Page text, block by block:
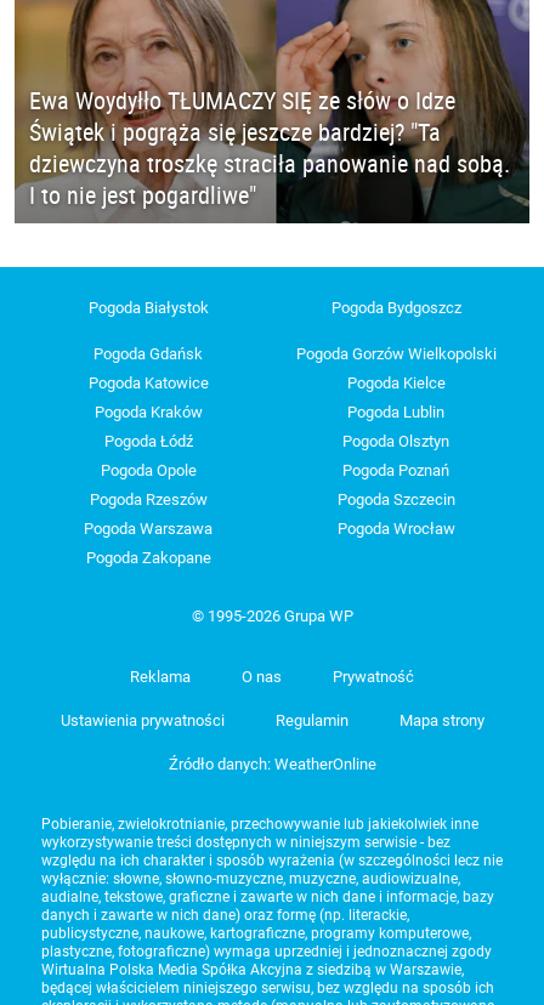
Ewa Woydyłło TŁUMACZY SIĘ ze słów o Idze
Świątek i pogrąża się jeszcze bardziej? "Ta
dziewczyna troszkę straciła panowanie nad sobą.
I to nie jest pogardliwe"
Pogoda Białystok Pogoda Bydgoszcz
Pogoda Gdańsk
Pogoda Gorzów Wielkopolski
Pogoda Katowice
Pogoda Kielce
Pogoda Kraków
Pogoda Lublin
Pogoda Łódź
Pogoda Olsztyn
Pogoda Opole
Pogoda Poznań
Pogoda Rzeszów
Pogoda Szczecin
Pogoda Warszawa
Pogoda Wrocław
Pogoda Zakopane
© 1995-2026 Grupa WP
Reklama O nas Prywatność
Ustawienia prywatności Regulamin Mapa strony
Źródło danych: WeatherOnline
Pobieranie, zwielokrotnianie, przechowywanie lub jakiekolwiek inne
wykorzystywanie treści dostępnych w niniejszym serwisie - bez
względu na ich charakter i sposób wyrażenia (w szczególności lecz nie
wyłącznie: słowne, słowno-muzyczne, muzyczne, audiowizualne,
audialne, tekstowe, graficzne i zawarte w nich dane i informacje, bazy
danych i zawarte w nich dane) oraz formę (np. literackie,
publicystyczne, naukowe, kartograficzne, programy komputerowe,
plastyczne, fotograficzne) wymaga uprzedniej i jednoznacznej zgody
Wirtualna Polska Media Spółka Akcyjna z siedzibą w Warszawie,
będącej właścicielem niniejszego serwisu, bez względu na sposób ich